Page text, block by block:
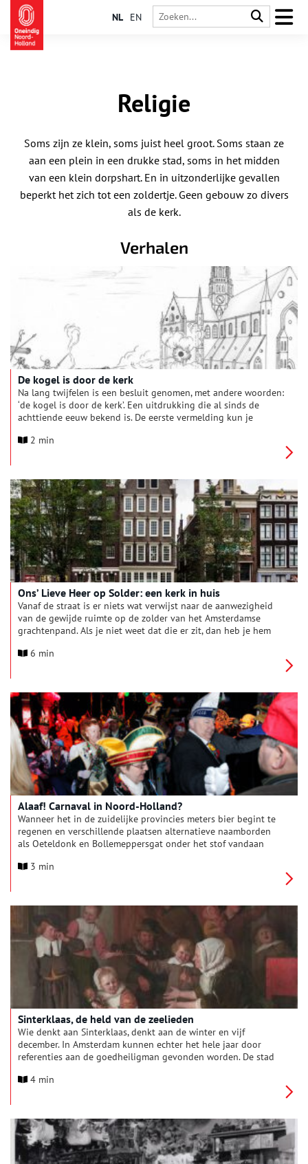
NL EN
Religie
Soms zijn ze klein, soms juist heel groot. Soms staan ze
aan een plein in een drukke stad, soms in het midden
van een klein dorpshart. En in uitzonderlijke gevallen
beperkt het zich tot een zoldertje. Geen gebouw zo divers
als de kerk.
Verhalen
De kogel is door de kerk
Na lang twijfelen is een besluit genomen, met andere woorden:
‘de kogel is door de kerk’. Een uitdrukking die al sinds de
achttiende eeuw bekend is. De eerste vermelding kun je
letterkundige Carolus Tuinman, maar waar de uitdrukking
2 min
Ons’ Lieve Heer op Solder: een kerk in huis
Vanaf de straat is er niets wat verwijst naar de aanwezigheid
van de gewijde ruimte op de zolder van het Amsterdamse
grachtenpand. Als je niet weet dat die er zit, dan heb je hem
Heer op Solder.
6 min
Alaaf! Carnaval in Noord-Holland?
Wanneer het in de zuidelijke provincies meters bier begint te
regenen en verschillende plaatsen alternatieve naamborden
als Oeteldonk en Bollemeppersgat onder het stof vandaan
3 min
Sinterklaas, de held van de zeelieden
Wie denkt aan Sinterklaas, denkt aan de winter en vijf
december. In Amsterdam kunnen echter het hele jaar door
referenties aan de goedheiligman gevonden worden. De stad
Katholieke schuilkerk Ons’ Lieve Heer op Solder en de Basiliek
reden dat de Sint zo goed vertegenwoordigd is in de
hoofdstad, heeft alles te maken met één van de overgeleverde
legendes rondom de heilige.
4 min